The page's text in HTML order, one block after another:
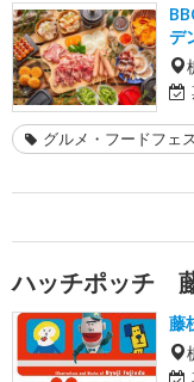
デ
グルメ・フードフェ
ハッチポッチ
藤